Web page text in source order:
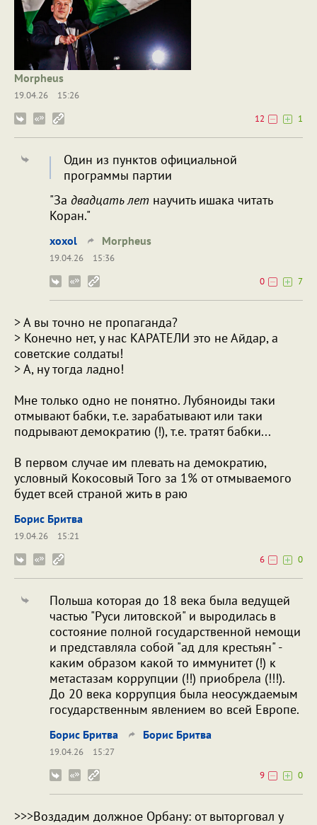
Morpheus
19.04.26
15:26
12
1
Один из пунктов официальной
программы партии
"За двадцать лет научить ишака читать
Коран."
xoxol Morpheus
19.04.26
15:36
0
7
> А вы точно не пропаганда?
> Конечно нет, у нас КАРАТЕЛИ это не Айдар, а
советские солдаты!
> А, ну тогда ладно!
Мне только одно не понятно. Лубяноиды таки
отмывают бабки, т.е. зарабатывают или таки
подрывают демократию (!), т.е. тратят бабки...
В первом случае им плевать на демократию,
условный Кокосовый Того за 1% от отмываемого
будет всей страной жить в раю
Борис Бритва
19.04.26
15:21
6
0
Польша которая до 18 века была ведущей
частью "Руси литовской" и выродилась в
состояние полной государственной немощи
и представляла собой "ад для крестьян" -
каким образом какой то иммунитет (!) к
метастазам коррупции (!!) приобрела (!!!).
До 20 века коррупция была неосуждаемым
государственным явлением во всей Европе.
Борис Бритва Борис Бритва
19.04.26
15:27
9
0
>>>Воздадим должное Орбану: от выторговал у